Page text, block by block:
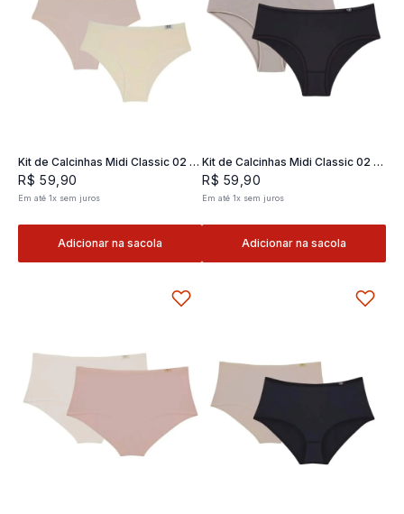
Kit de Calcinhas Midi Classic 02 -
2 und
R$ 59 90
Em até1x sem juros
Adicionar na sacola
Kit de Calcinhas Midi Classic 02 -
2 und
R$ 59 ,90
Em até 1x sem juros
Adicionar na sacola